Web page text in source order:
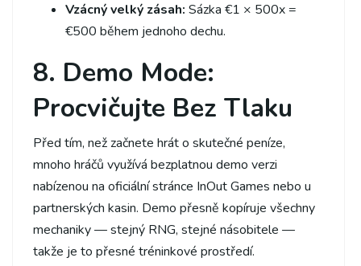
Vzácný velký zásah: Sázka €1 × 500x =
€500 během jednoho dechu.
8. Demo Mode:
Procvičujte Bez Tlaku
Před tím, než začnete hrát o skutečné peníze,
mnoho hráčů využívá bezplatnou demo verzi
nabízenou na oficiální stránce InOut Games nebo u
partnerských kasin. Demo přesně kopíruje všechny
mechaniky — stejný RNG, stejné násobitele —
takže je to přesné tréninkové prostředí.